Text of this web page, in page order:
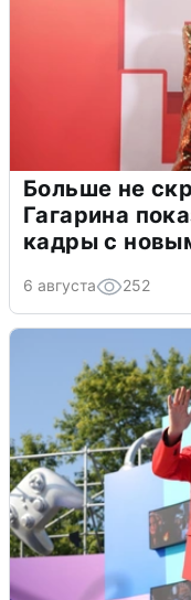
Больше не
Гагарина
кадры с
6 августа 252